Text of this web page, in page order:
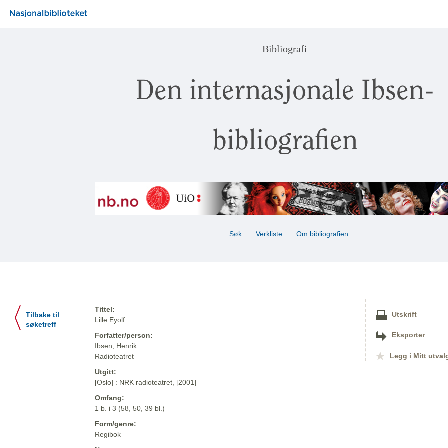
Bibliografi
Den internasjonale Ibsen-
bibliografien
Søk Verkliste Om bibliografien
Tilbake til
søketreff
Tittel:
Lille Eyolf
Forfatter/person:
Ibsen, Henrik
Radioteatret
Utgitt:
[Oslo] : NRK radioteatret, [2001]
Omfang:
1 b. i 3 (58, 50, 39 bl.)
Form/genre:
Regibok
Utskrift
Eksporter
Legg i Mitt